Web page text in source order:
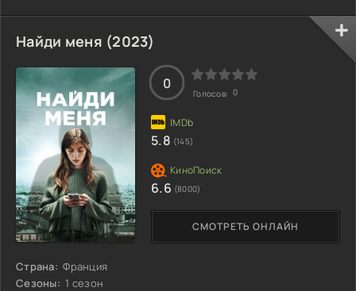
Найди меня (2023)
Страна: Франция
Сезоны: 1 сезон
СМОТРЕТЬ ОНЛАЙН
0
Голосов: 0
5.8 (145)
6.6 (8000)